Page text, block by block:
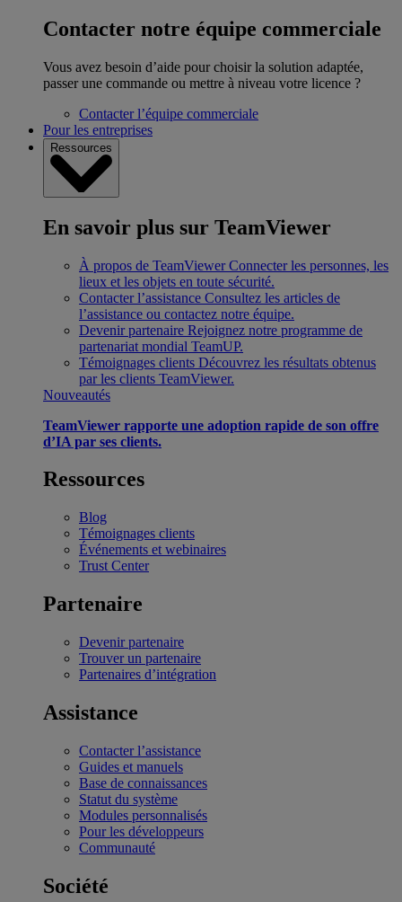
Contacter notre équipe commerciale
Vous avez besoin d’aide pour choisir la solution adaptée,
passer une commande ou mettre à niveau votre licence ?
Contacter l’équipe commerciale
Pour les entreprises
Ressources
En savoir plus sur TeamViewer
À propos de TeamViewer Connecter les personnes, les
lieux et les objets en toute sécurité.
Contacter l’assistance Consultez les articles de
l’assistance ou contactez notre équipe.
Devenir partenaire Rejoignez notre programme de
partenariat mondial TeamUP.
Témoignages clients Découvrez les résultats obtenus
par les clients TeamViewer.
Nouveautés
TeamViewer rapporte une adoption rapide de son offre
d’IA par ses clients.
Ressources
Blog
Témoignages clients
Événements et webinaires
Trust Center
Partenaire
Devenir partenaire
Trouver un partenaire
Partenaires d’intégration
Assistance
Contacter l’assistance
Guides et manuels
Base de connaissances
Statut du système
Modules personnalisés
Pour les développeurs
Communauté
Société